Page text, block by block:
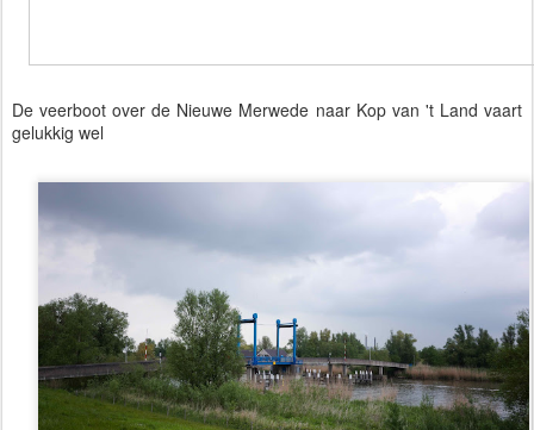
De veerboot over de Nieuwe Merwede naar Kop van 't Land vaart
gelukkig wel